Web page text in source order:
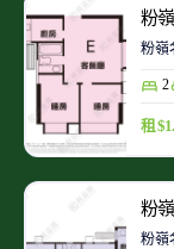
粉
粉嶺
2
租
粉
粉嶺